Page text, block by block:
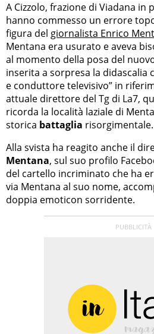
A Cizzolo, frazione di Viadana in
hanno commesso un errore
figura del giornalista Enrico
Mentana era usurato e aveva
al momento della posa del
inserita a sorpresa la didascalia
e conduttore televisivo” in
attuale direttore del Tg di La7,
ricorda la località laziale di
storica battaglia risorgimentale.
Alla svista ha reagito anche il
Mentana, sul suo profilo
del cartello incriminato che ha
via Mentana al suo nome,
doppia emoticon sorridente.